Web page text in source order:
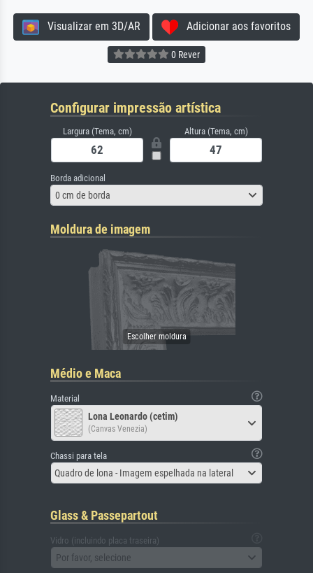
Visualizar em 3D/AR Adicionar aos favoritos
0 Rever
Configurar impressão artística
Largura (Tema, cm) Altura (Tema, cm)
Borda adicional
0 cm de borda
Moldura de imagem
Médio e Maca
Material
Lona Leonardo (cetim)
(Canvas Venezia)
Chassi para tela
Quadro de lona - Imagem espelhada na lateral
Glass & Passepartout
Vidro (incluindo placa traseira)
Por favor, selecione